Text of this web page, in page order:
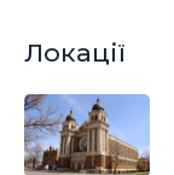
Локації